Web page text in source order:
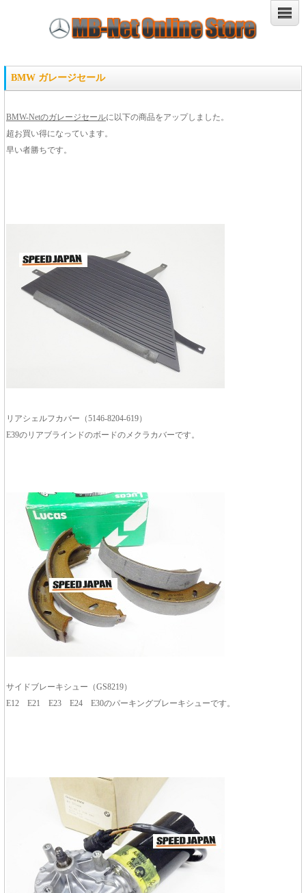
BMW ガレージセール
BMW-Netのガレージセールに以下の商品をアップしました。
超お買い得になっています。
早い者勝ちです。
リアシェルフカバー（5146-8204-619）
E39のリアブラインドのボードのメクラカバーです。
サイドブレーキシュー（GS8219）
E12 E21 E23 E24 E30のパーキングブレーキシューです。